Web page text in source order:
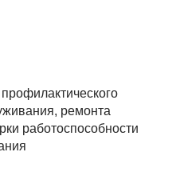
ремонта
работоспособности